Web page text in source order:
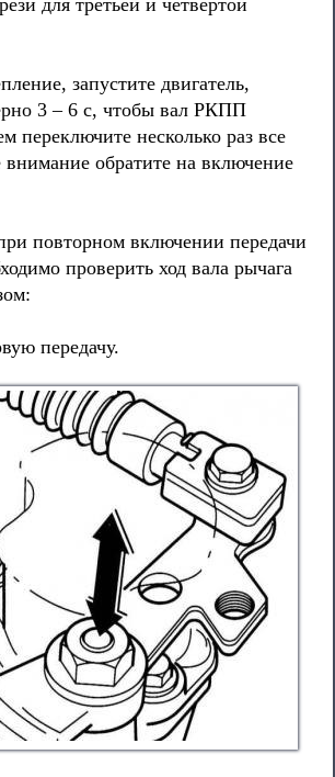
для третьей и четвертой
запустите двигатель,
3 – 6 с, чтобы вал РКПП
переключите несколько раз все
внимание обратите на включение
повторном включении передачи
проверить ход вала рычага
передачу.